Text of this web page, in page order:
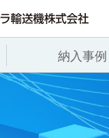
品情報
ベヤ機器
納入事例
入事例
種
社情報
あいさつ